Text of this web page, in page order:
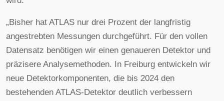
„Bisher hat ATLAS nur drei Prozent der langfristig
angestrebten Messungen durchgeführt. Für den vollen
Datensatz benötigen wir einen genaueren Detektor und
präzisere Analysemethoden. In Freiburg entwickeln wir
neue Detektorkomponenten, die bis 2024 den
bestehenden ATLAS-Detektor deutlich verbessern